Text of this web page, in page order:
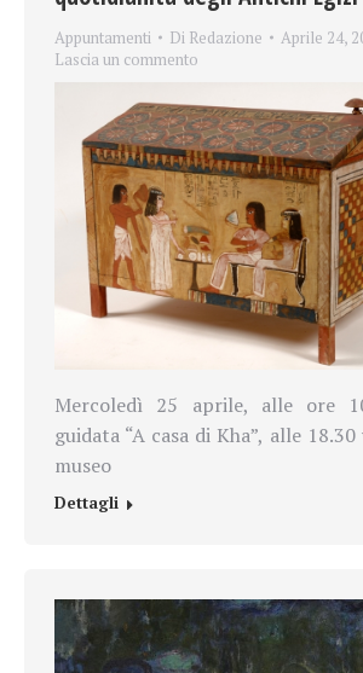
Appuntamenti Di Redazione
Aprile 24,
Lascia un commento
Mercoledì 25 aprile, alle ore
guidata “A casa di Kha”, alle
museo
Dettagli